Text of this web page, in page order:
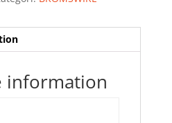
information